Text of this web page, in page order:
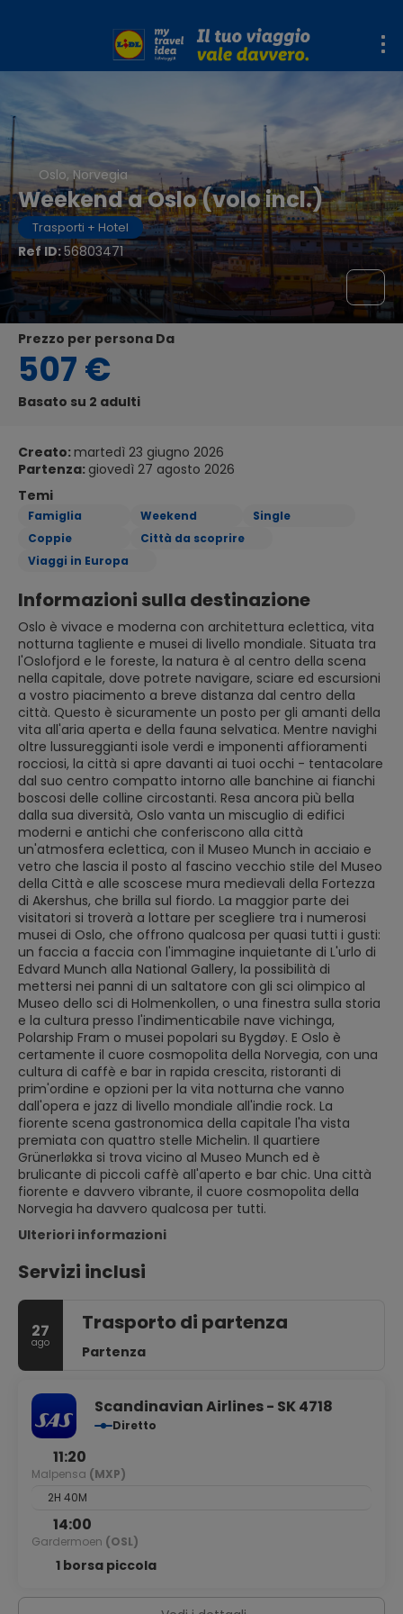
Oslo, Norvegia
Weekend a Oslo (volo incl.)
Trasporti + Hotel
Ref ID:56803471
Prezzo per persona Da
507 €
Basato su 2 adulti
Creato:martedì 23 giugno 2026
Partenza: giovedì 27 agosto 2026
Temi
Famiglia Weekend
Single
Coppie
Città da scoprire
Viaggi in Europa
Informazioni sulla destinazione
Oslo è vivace e moderna con architettura eclettica, vita
notturna tagliente e musei di livello mondiale. Situata tra
l'Oslofjord e le foreste, la natura è al centro della scena
nella capitale, dove potrete navigare, sciare ed escursioni
a vostro piacimento a breve distanza dal centro della
città. Questo è sicuramente un posto per gli amanti della
vita all'aria aperta e della fauna selvatica. Mentre navighi
oltre lussureggianti isole verdi e imponenti affioramenti
rocciosi, la città si apre davanti ai tuoi occhi - tentacolare
dal suo centro compatto intorno alle banchine ai fianchi
boscosi delle colline circostanti. Resa ancora più bella
dalla sua diversità, Oslo vanta un miscuglio di edifici
moderni e antichi che conferiscono alla città
un'atmosfera eclettica, con il Museo Munch in acciaio e
vetro che lascia il posto al fascino vecchio stile del Museo
della Città e alle scoscese mura medievali della Fortezza
di Akershus, che brilla sul fiordo. La maggior parte dei
visitatori si troverà a lottare per scegliere tra i numerosi
musei di Oslo, che offrono qualcosa per quasi tutti i gusti:
un faccia a faccia con l'immagine inquietante di L'urlo di
Edvard Munch alla National Gallery, la possibilità di
mettersi nei panni di un saltatore con gli sci olimpico al
Museo dello sci di Holmenkollen, o una finestra sulla storia
e la cultura presso l'indimenticabile nave vichinga,
Polarship Fram o musei popolari su Bygdøy. E Oslo è
certamente il cuore cosmopolita della Norvegia, con una
cultura di caffè e bar in rapida crescita, ristoranti di
prim'ordine e opzioni per la vita notturna che vanno
dall'opera e jazz di livello mondiale all'indie rock. La
fiorente scena gastronomica della capitale l'ha vista
premiata con quattro stelle Michelin. Il quartiere
Grünerløkka si trova vicino al Museo Munch ed è
brulicante di piccoli caffè all'aperto e bar chic. Una città
fiorente e davvero vibrante, il cuore cosmopolita della
Norvegia ha davvero qualcosa per tutti.
Ulteriori informazioni
Servizi inclusi
27
ago
Trasporto di partenza
Partenza
Scandinavian Airlines - SK 4718
Diretto
11:20
Malpensa (MXP)
2H 40M
14:00
Gardermoen (OSL)
1 borsa piccola